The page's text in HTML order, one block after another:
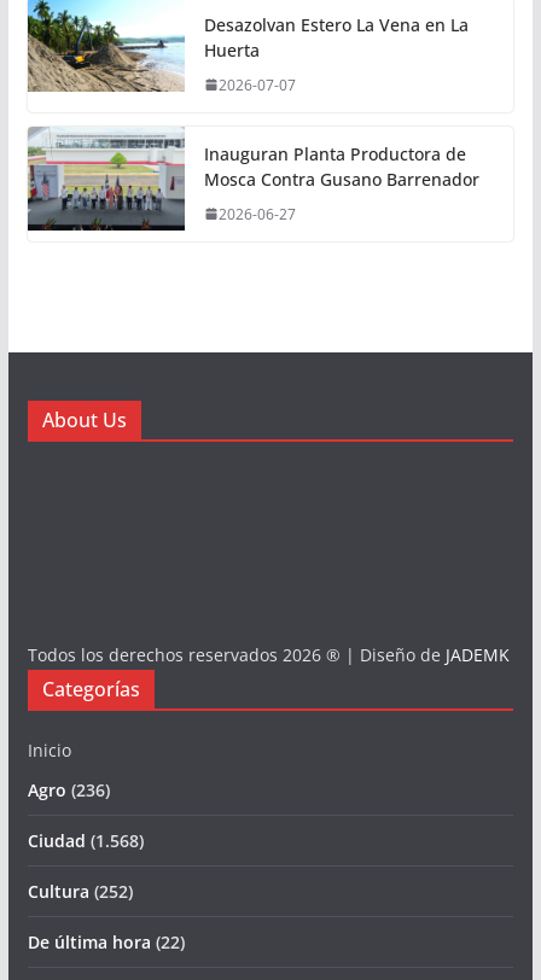
Desazolvan Estero La Vena en La
Huerta
2026-07-07
Inauguran Planta Productora de
Mosca Contra Gusano Barrenador
2026-06-27
About Us
Todos los derechos reservados 2026 ® | Diseño de JADEMK
Categorías
Inicio
Agro (236)
Ciudad (1.568)
Cultura (252)
De última hora (22)